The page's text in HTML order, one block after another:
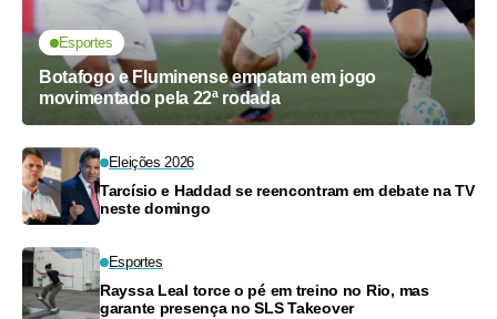
Esportes
Botafogo e Fluminense empatam em jogo
movimentado pela 22ª rodada
Eleições 2026
Tarcísio e Haddad se reencontram em debate na TV
neste domingo
Esportes
Rayssa Leal torce o pé em treino no Rio, mas
garante presença no SLS Takeover